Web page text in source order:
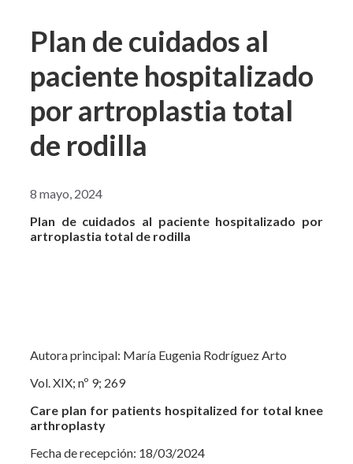
Plan de cuidados al
paciente hospitalizado
por artroplastia total
de rodilla
8 mayo, 2024
Plan de cuidados al paciente hospitalizado por
artroplastia total de rodilla
Autora principal: María Eugenia Rodríguez Arto
Vol. XIX; nº 9; 269
Care plan for patients hospitalized for total knee
arthroplasty
Fecha de recepción: 18/03/2024